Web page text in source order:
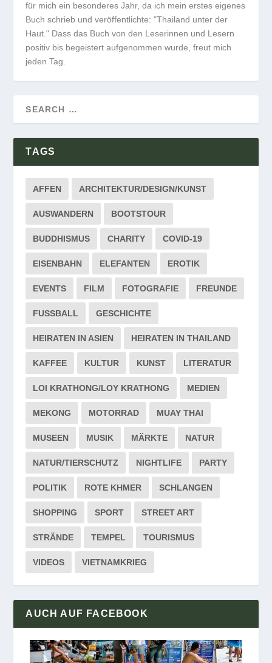
für mich ein besonderes Jahr, da ich mein erstes eigenes
Buch schrieb und veröffentlichte: "Thailand unter der
Haut." Dass das Buch von den Leserinnen und Lesern
positiv bis begeistert aufgenommen wurde, freut mich
jeden Tag.
TAGS
AFFEN ARCHITEKTUR/DESIGN/KUNST
AUSWANDERN BOOTSTOUR
BUDDHISMUS CHARITY COVID-19
EISENBAHN ELEFANTEN EROTIK
EVENTS FILM FOTOGRAFIE FREUNDE
FUSSBALL GESCHICHTE
HEIRATEN IN ASIEN HEIRATEN IN THAILAND
KAFFEE KULTUR KUNST LITERATUR
LOI KRATHONG/LOY KRATHONG MEDIEN
MEKONG MOTORRAD MUAY THAI
MUSEEN MUSIK MÄRKTE NATUR
NATUR/TIERSCHUTZ NIGHTLIFE PARTY
POLITIK ROTE KHMER SCHLANGEN
SHOPPING SPORT STREET ART
STRÄNDE TEMPEL TOURISMUS
VIDEOS VIETNAMKRIEG
AUCH AUF FACEBOOK